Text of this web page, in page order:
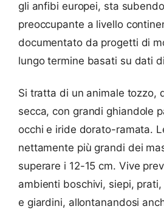
gli anfibi europei, sta
preoccupante a livello
documentato da progetti di
lungo termine basati su dati
Si tratta di un animale tozzo,
secca, con grandi ghiandole
occhi e iride dorato-ramata.
nettamente più grandi dei
superare i 12-15 cm. Vive
ambienti boschivi, siepi,
e giardini, allontanandosi